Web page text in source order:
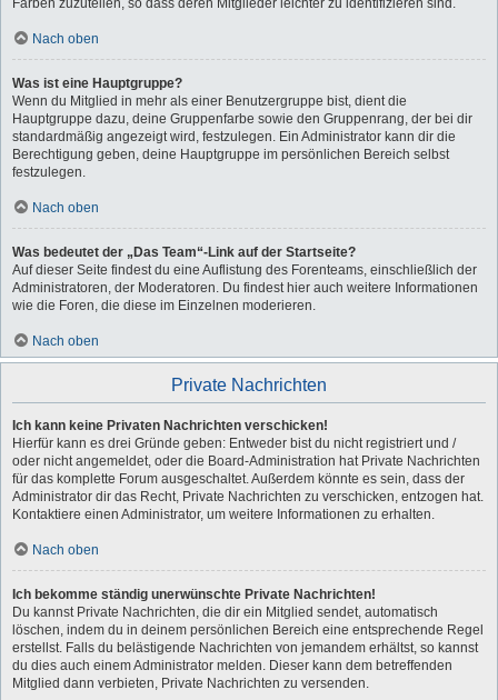
Farben zuzuteilen, so dass deren Mitglieder leichter zu identifizieren sind.
Nach oben
Was ist eine Hauptgruppe?
Wenn du Mitglied in mehr als einer Benutzergruppe bist, dient die
Hauptgruppe dazu, deine Gruppenfarbe sowie den Gruppenrang, der bei dir
standardmäßig angezeigt wird, festzulegen. Ein Administrator kann dir die
Berechtigung geben, deine Hauptgruppe im persönlichen Bereich selbst
festzulegen.
Nach oben
Was bedeutet der „Das Team“-Link auf der Startseite?
Auf dieser Seite findest du eine Auflistung des Forenteams, einschließlich der
Administratoren, der Moderatoren. Du findest hier auch weitere Informationen
wie die Foren, die diese im Einzelnen moderieren.
Nach oben
Private Nachrichten
Ich kann keine Privaten Nachrichten verschicken!
Hierfür kann es drei Gründe geben: Entweder bist du nicht registriert und /
oder nicht angemeldet, oder die Board-Administration hat Private Nachrichten
für das komplette Forum ausgeschaltet. Außerdem könnte es sein, dass der
Administrator dir das Recht, Private Nachrichten zu verschicken, entzogen hat.
Kontaktiere einen Administrator, um weitere Informationen zu erhalten.
Nach oben
Ich bekomme ständig unerwünschte Private Nachrichten!
Du kannst Private Nachrichten, die dir ein Mitglied sendet, automatisch
löschen, indem du in deinem persönlichen Bereich eine entsprechende Regel
erstellst. Falls du belästigende Nachrichten von jemandem erhältst, so kannst
du dies auch einem Administrator melden. Dieser kann dem betreffenden
Mitglied dann verbieten, Private Nachrichten zu versenden.